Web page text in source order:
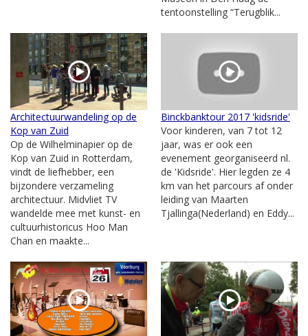
tentoonstelling “Terugblik...
Architectuurwandeling op de
Kop van Zuid
Op de Wilhelminapier op de
Kop van Zuid in Rotterdam,
vindt de liefhebber, een
bijzondere verzameling
architectuur. Midvliet TV
wandelde mee met kunst- en
cultuurhistoricus Hoo Man
Chan en maakte...
Binckbanktour 2017 'kidsride'
Voor kinderen, van 7 tot 12
jaar, was er ook een
evenement georganiseerd nl.
de 'Kidsride'. Hier legden ze 4
km van het parcours af onder
leiding van Maarten
Tjallinga(Nederland) en Eddy...